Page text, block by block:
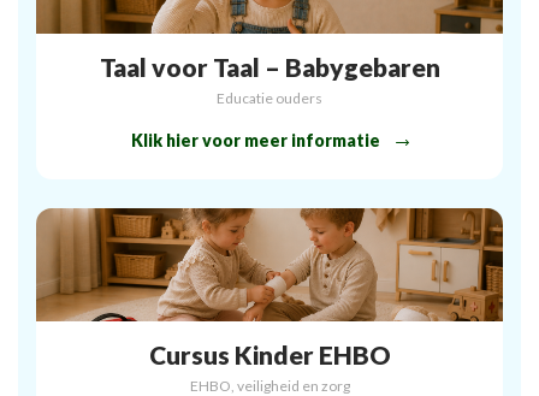
Taal voor Taal – Babygebaren
Educatie ouders
Klik hier voor meer informatie
Cursus Kinder EHBO
EHBO, veiligheid en zorg